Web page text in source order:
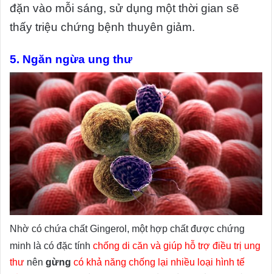
đặn vào mỗi sáng, sử dụng một thời gian sẽ
thấy triệu chứng bệnh thuyên giảm.
5. Ngăn ngừa ung thư
Nhờ có chứa chất Gingerol, một hợp chất được chứng
minh là có đặc tính chống di căn và giúp hỗ trợ điều trị ung
thư nên gừng có khả năng chống lại nhiều loại hình tế